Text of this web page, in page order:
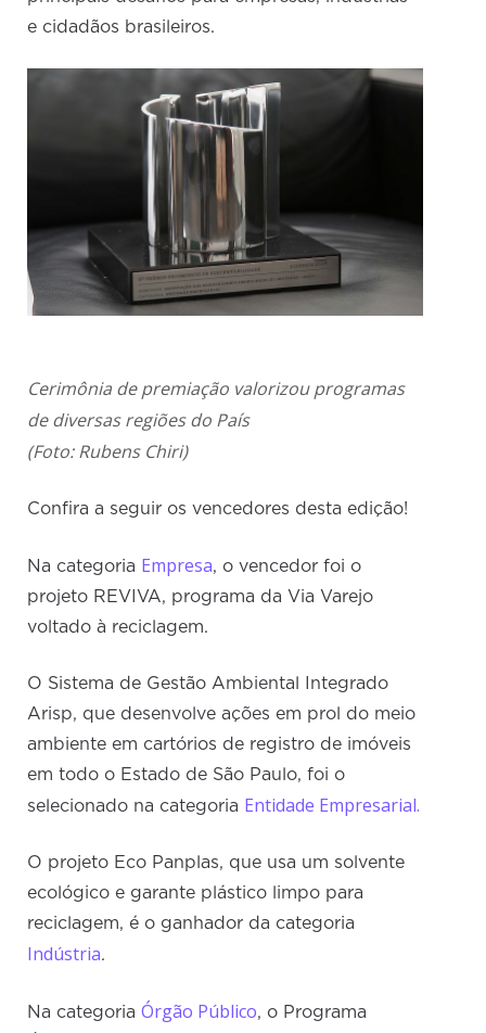
e cidadãos brasileiros.
Cerimônia de premiação valorizou programas
de diversas regiões do País
(Foto: Rubens Chiri)
Confira a seguir os vencedores desta edição!
Na categoria Empresa, o vencedor foi o
projeto REVIVA, programa da Via Varejo
voltado à reciclagem.
O Sistema de Gestão Ambiental Integrado
Arisp, que desenvolve ações em prol do meio
ambiente em cartórios de registro de imóveis
em todo o Estado de São Paulo, foi o
selecionado na categoria Entidade Empresarial.
O projeto Eco Panplas, que usa um solvente
ecológico e garante plástico limpo para
reciclagem, é o ganhador da categoria
Indústria.
Na categoriaÓrgão Público, o Programa